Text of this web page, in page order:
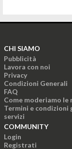
CHI SIAMO
Pubblicità
Lavora con noi
Privacy
Condizioni Generali
FAQ
Come moderiamo le
Termini e
servizi
COMMUNITY
Login
Registrati